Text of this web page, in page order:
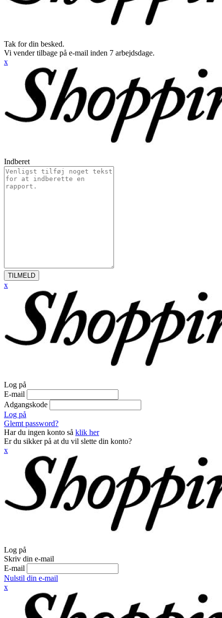
Tak for din besked.
Vi vender tilbage på e-mail inden 7 arbejdsdage.
x
Indberet
TILMELD
x
Log på
E-mail
Adgangskode
Log på
Glemt password?
Har du ingen konto så klik her
Er du sikker på at du vil slette din konto?
x
Log på
Skriv din e-mail
E-mail
Nulstil din e-mail
x